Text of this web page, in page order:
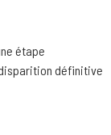
étape
définitive